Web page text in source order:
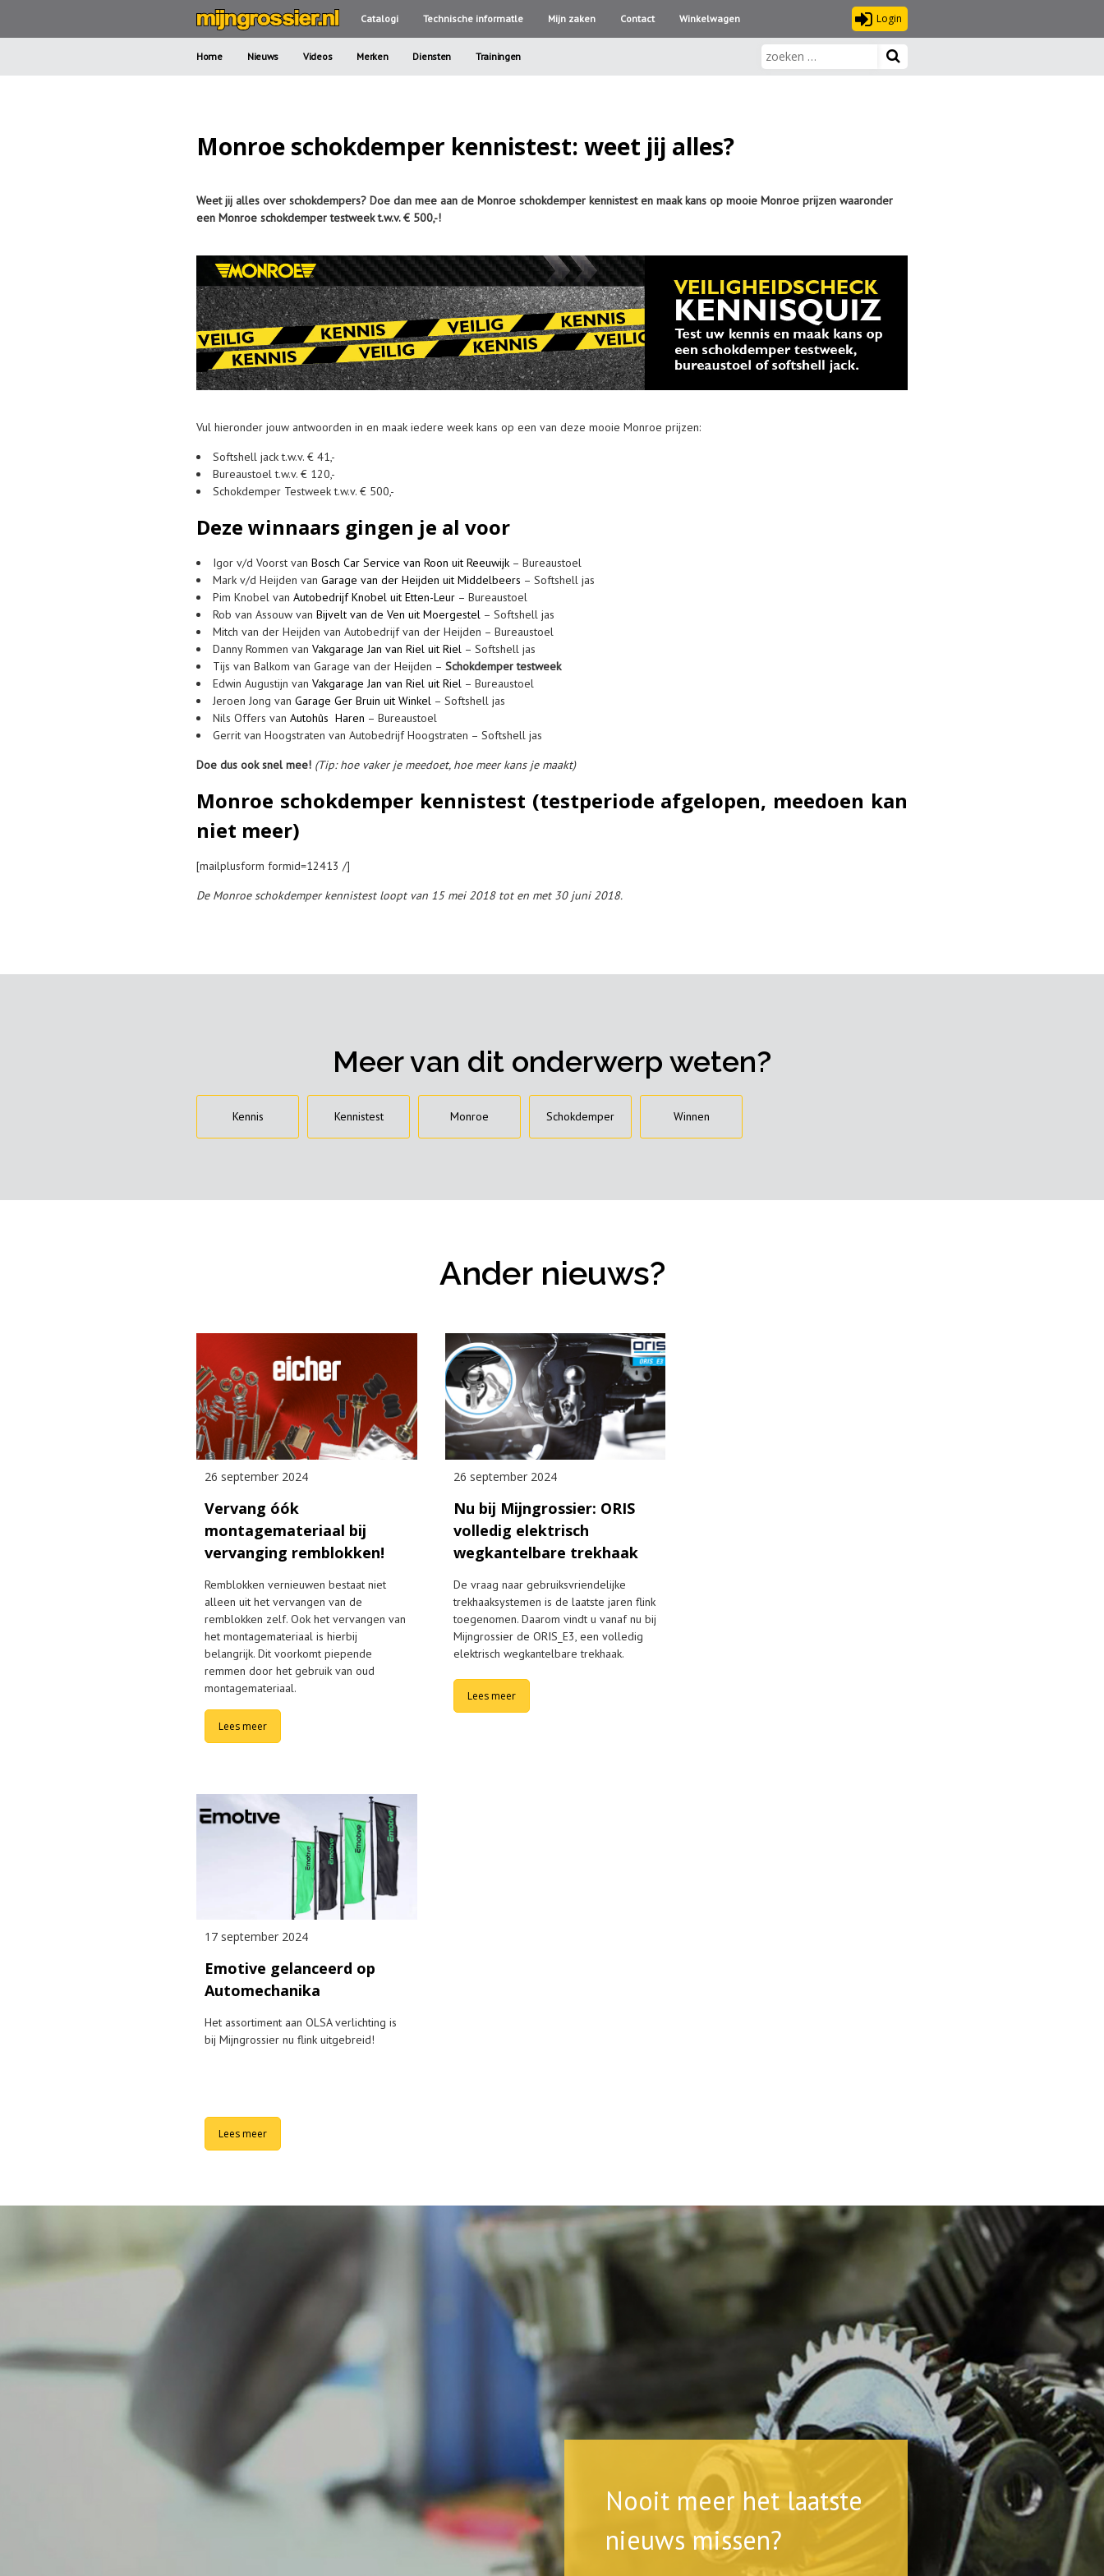
Catalogi Technische informatle Mijn zaken Contact Winkelwagen Login
Home Nieuws Videos Merken Diensten Trainingen
Monroe schokdemper kennistest: weet jij alles?
Weet jij alles over schokdempers? Doe dan mee aan de Monroe schokdemper kennistest en maak kans op mooie Monroe prijzen waaronder
een Monroe schokdemper testweek t.w.v. € 500,-!
Vul hieronder jouw antwoorden in en maak iedere week kans op een van deze mooie Monroe prijzen:
Softshell jack t.w.v. € 41,-
Bureaustoel t.w.v. € 120,-
Schokdemper Testweek t.w.v. € 500,-
Deze winnaars gingen je al voor
Igor v/d Voorst van Bosch Car Service van Roon uit Reeuwijk – Bureaustoel
Mark v/d Heijden van Garage van der Heijden uit Middelbeers – Softshell jas
Pim Knobel van Autobedrijf Knobel uit Etten-Leur – Bureaustoel
Rob van Assouw van Bijvelt van de Ven uit Moergestel – Softshell jas
Mitch van der Heijden van Autobedrijf van der Heijden – Bureaustoel
Danny Rommen van Vakgarage Jan van Riel uit Riel – Softshell jas
Tijs van Balkom van Garage van der Heijden – Schokdemper testweek
Edwin Augustijn van Vakgarage Jan van Riel uit Riel – Bureaustoel
Jeroen Jong van Garage Ger Bruin uit Winkel – Softshell jas
Nils Offers van Autohûs Haren – Bureaustoel
Gerrit van Hoogstraten van Autobedrijf Hoogstraten – Softshell jas
Doe dus ook snel mee! (Tip: hoe vaker je meedoet, hoe meer kans je maakt)
Monroe schokdemper kennistest (testperiode afgelopen, meedoen kan
niet meer)
[mailplusform formid=12413 /]
De Monroe schokdemper kennistest loopt van 15 mei 2018 tot en met 30 juni 2018.
Meer van dit onderwerp weten?
Kennis Kennistest Monroe Schokdemper Winnen
Ander nieuws?
26 september 2024
Vervang óók
montagemateriaal bij
vervanging remblokken!
Remblokken vernieuwen bestaat niet
alleen uit het vervangen van de
remblokken zelf. Ook het vervangen van
het montagemateriaal is hierbij
belangrijk. Dit voorkomt piepende
remmen door het gebruik van oud
montagemateriaal.
Lees meer
26 september 2024
Nu bij Mijngrossier: ORIS
volledig elektrisch
wegkantelbare trekhaak
De vraag naar gebruiksvriendelijke
trekhaaksystemen is de laatste jaren flink
toegenomen. Daarom vindt u vanaf nu bij
Mijngrossier de ORIS_E3, een volledig
elektrisch wegkantelbare trekhaak.
Lees meer
17 september 2024
Emotive gelanceerd op
Automechanika
Het assortiment aan OLSA verlichting is
bij Mijngrossier nu flink uitgebreid!
Lees meer
Nooit meer het laatste
nieuws missen?